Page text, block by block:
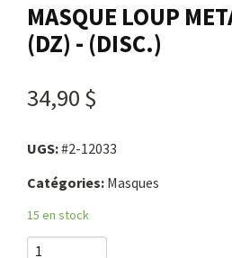
Me connecter
MASQUE LOUP
(DZ) - (DISC.)
34,90 $
UGS:#2-12033
Catégories: Masques
15 en stock